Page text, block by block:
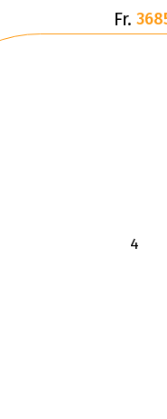
Fr.